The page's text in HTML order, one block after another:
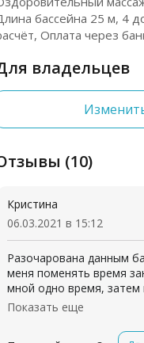
бассейна 25 м, 4
Оплата через
владельцев
(10)
Кристина
06.03.2021 в 15:12
Разочарована данным
меня поменять время
мной одно время, затем
время поменять. В
сами могут менять
бассейн находится
Показать еще